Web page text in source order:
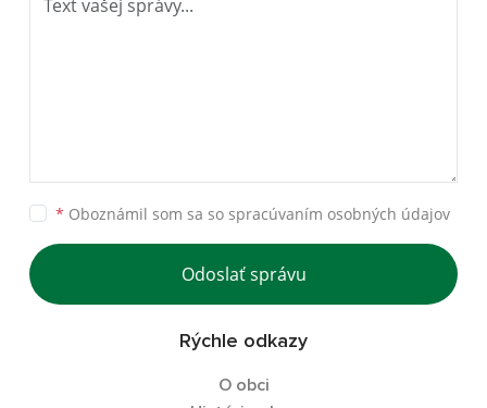
* Oboznámil som sa so spracúvaním osobných údajov
Odoslať správu
Rýchle odkazy
O obci